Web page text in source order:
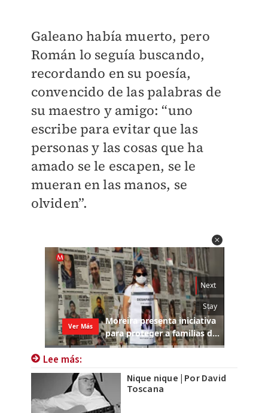
Galeano había muerto, pero
Román lo seguía buscando,
recordando en su poesía,
convencido de las palabras de
su maestro y amigo: “uno
escribe para evitar que las
personas y las cosas que ha
amado se le escapen, se le
mueran en las manos, se
olviden”.
Lee más:
Nique nique | Por David
Toscana